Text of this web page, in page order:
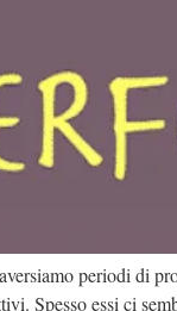
periodi di
Spesso essi ci